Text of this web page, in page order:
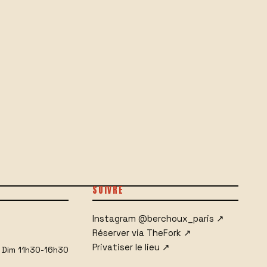
Dim 11h30-16h30
SUIVRE
Instagram @berchoux_paris ↗
Réserver via TheFork ↗
Privatiser le lieu ↗